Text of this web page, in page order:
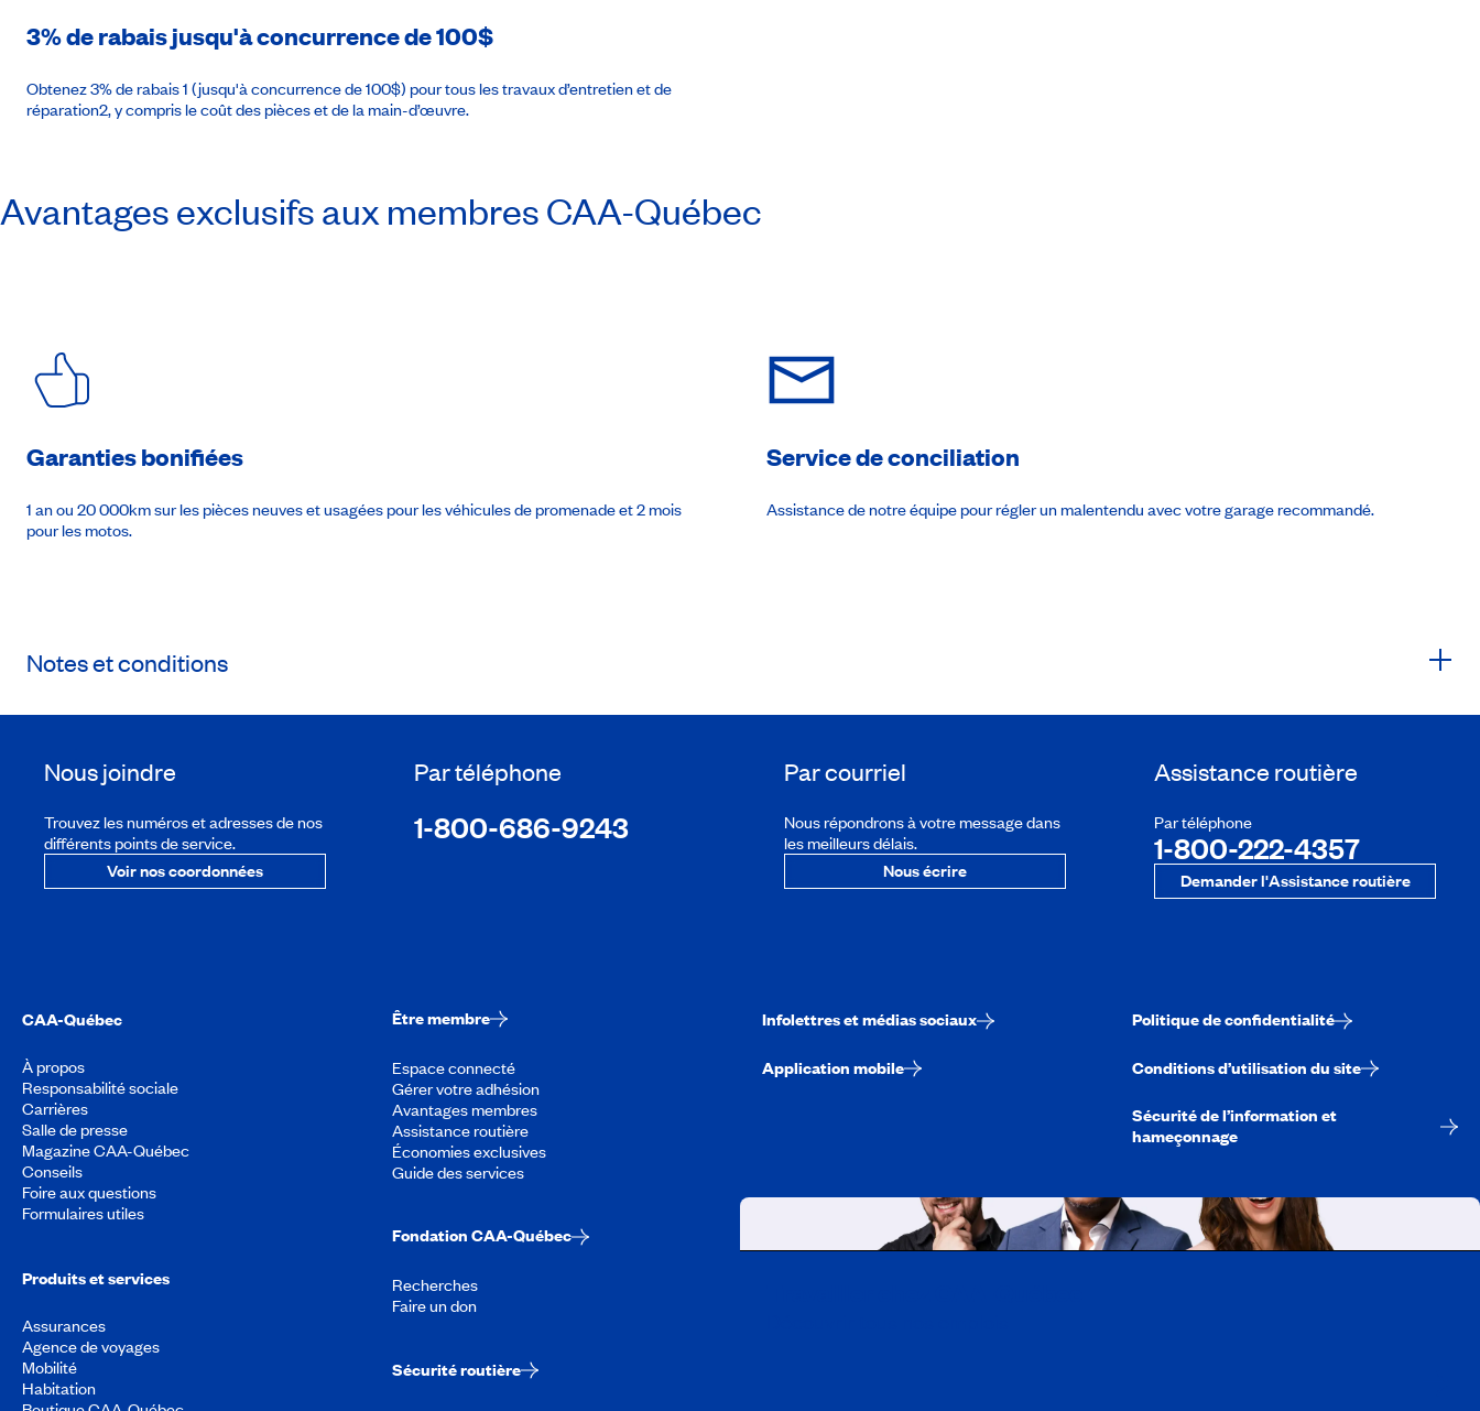
3% de rabais jusqu'à concurrence de 100$
Obtenez 3% de rabais 1 (jusqu'à concurrence de 100$) pour tous les travaux d’entretien et de
réparation2, y compris le coût des pièces et de la main-d’œuvre.
Avantages exclusifs aux membresCAA-Québec
Garanties bonifiées
1 an ou 20 000km sur les pièces neuves et usagées pour les véhicules de promenade et 2 mois
pour les motos.
Service de conciliation
Assistance de notre équipe pour régler un malentendu avec votre garage recommandé.
Notes et conditions
Nous joindre
Trouvez les numéros et adresses de nos
différents points de service.
Voir nos coordonnées
Par téléphone
1-800-686-9243
Par courriel
Nous répondrons à votre message dans
les meilleurs délais.
Nous écrire
Assistance routière
Par téléphone
1-800-222-4357
Demander l'Assistance routière
CAA-Québec
À propos
Responsabilité sociale
Carrières
Salle de presse
Magazine CAA-Québec
Conseils
Foire aux questions
Formulaires utiles
Produits et services
Assurances
Agence de voyages
Mobilité
Habitation
Être membre
Espace connecté
Gérer votre adhésion
Avantages membres
Assistance routière
Économies exclusives
Guide des services
Fondation CAA-Québec
Recherches
Faire un don
Sécurité routière
Infolettres et médias sociaux
Application mobile
Politique de confidentialité
Conditions d’utilisation du site
Sécurité de l’information et
hameçonnage